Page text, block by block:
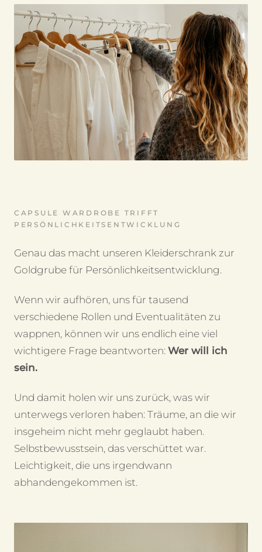
CAPSULE WARDROBE TRIFFT
PERSÖNLICHKEITSENTWICKLUNG
Genau das macht unseren Kleiderschrank zur
Goldgrube für Persönlichkeitsentwicklung.
Wenn wir aufhören, uns für tausend
verschiedene Rollen und Eventualitäten zu
wappnen, können wir uns endlich eine viel
wichtigere Frage beantworten: Wer will ich
sein.
Und damit holen wir uns zurück, was wir
unterwegs verloren haben: Träume, an die wir
insgeheim nicht mehr geglaubt haben.
Selbstbewusstsein, das verschüttet war.
Leichtigkeit, die uns irgendwann
abhandengekommen ist.